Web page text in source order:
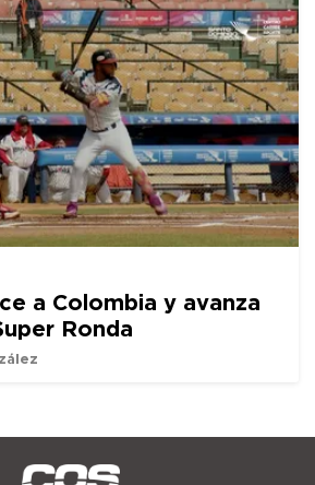
a Colombia y avanza
Ronda